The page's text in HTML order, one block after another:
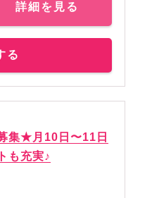
詳細を見る
る
集★月10日〜11日
も充実♪